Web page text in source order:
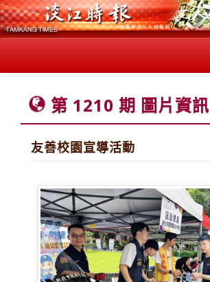
第 1210 期 圖片資訊
友善校園宣導活動